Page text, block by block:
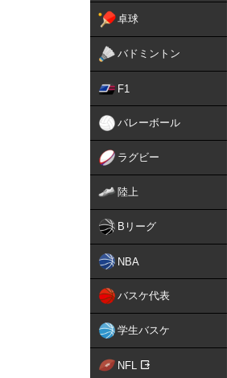
卓球
バドミントン
F1
バレーボール
ラグビー
陸上
Bリーグ
NBA
バスケ代表
学生バスケ
NFL